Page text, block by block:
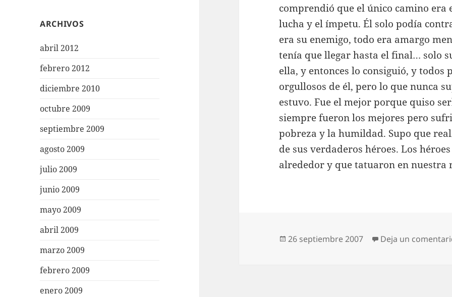
ARCHIVOS
abril 2012
febrero 2012
diciembre 2010
octubre 2009
septiembre 2009
agosto 2009
julio 2009
junio 2009
mayo 2009
abril 2009
marzo 2009
febrero 2009
enero 2009
comprendió que el único camino
lucha y el ímpetu. Él solo podía
era su enemigo, todo era amargo
tenía que llegar hasta el final… solo
ella, y entonces lo consiguió, y todos
orgullosos de él, pero lo que nunca
estuvo. Fue el mejor porque quiso
siempre fueron los mejores pero
pobreza y la humildad. Supo que
de sus verdaderos héroes. Los
alrededor y que tatuaron en
Publicado
26 septiembre 2007 Deja un